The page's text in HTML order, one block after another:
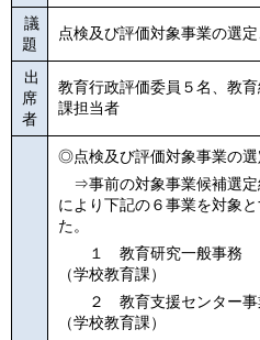
議
題
点検及び評価対象事業の選
出
席
者
教育行政評価委員５名、教
課担当者
◎点検及び評価対象事業の選
⇒事前の対象事業候補選定
により下記の６事業を対象
た。
１ 教育研究
（学校教育課）
２ 教育支援セ
（学校教育課）